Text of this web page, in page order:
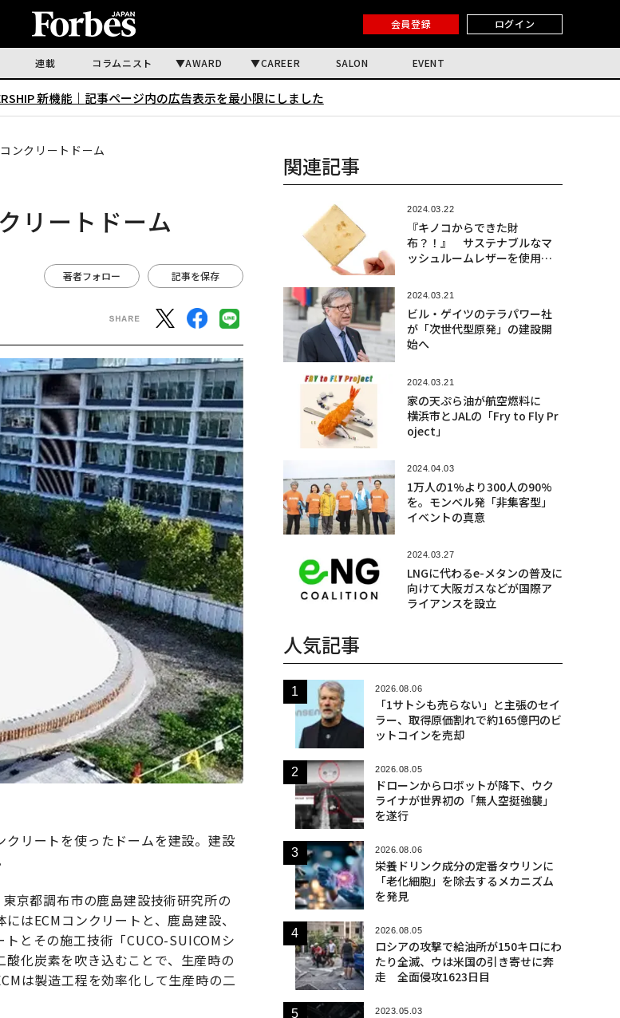
会員登録 ログイン
連載 コラムニスト AWARD CAREER SALON EVENT
新機能｜ 記事ページ内の広告表示を最小限にしました
ンクリートドーム
リートドーム
著者フォロー 記事を保存
リートを使ったドームを建設。建設
京都調布市の鹿島建設技術研究所の
はECMコンクリートと、鹿島建設、
とその施工技術「CUCO-SUICOMシ
化炭素を吹き込むことで、生産時の
は製造工程を効率化して生産時の二
関連記事
2024.03.22
『キノコからできた財
布？！』 サステナブルなマ
ッシュルームレザーを使用し
2024.03.21
ビル・ゲイツのテラパワー社
が「次世代型原発」の建設開
始へ
2024.03.21
家の天ぷら油が航空燃料に
横浜市とJALの「Fry to Fly Pr
oject」
2024.04.03
1万人の1%より300人の90%
を。モンベル発「非集客型」
イベントの真意
2024.03.27
LNGに代わるe-メタンの普及に
向けて大阪ガスなどが国際ア
ライアンスを設立
人気記事
2026.08.06
「1サトシも売らない」と主張のセイ
ラー、取得原価割れで約165億円のビ
ットコインを売却
2026.08.05
ドローンからロボットが降下、ウク
ライナが世界初の「無人空挺強襲」
を遂行
2026.08.06
栄養ドリンク成分の定番タウリンに
「老化細胞」を除去するメカニズム
を発見
2026.08.05
ロシアの攻撃で給油所が150キロにわ
たり全滅、ウは米国の引き寄せに奔
走 全面侵攻1623日目
2023.05.03